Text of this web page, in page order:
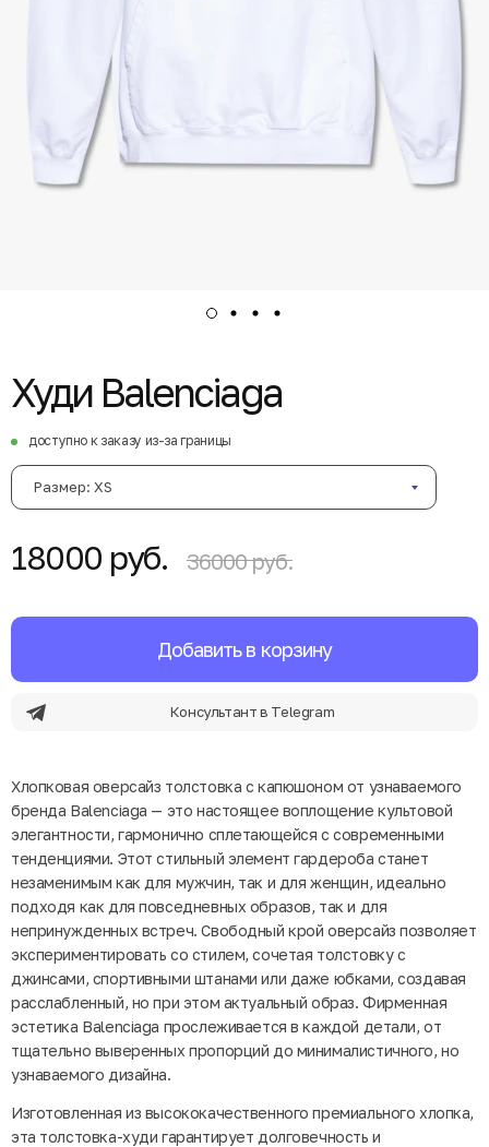
Худи Balenciaga
доступно к заказу из-за границы
Размер: XS
18000 руб. 36000 руб.
Добавить в корзину
Консультант в Telegram
Хлопковая оверсайз толстовка с капюшоном от узнаваемого
бренда Balenciaga — это настоящее воплощение культовой
элегантности, гармонично сплетающейся с современными
тенденциями. Этот стильный элемент гардероба станет
незаменимым как для мужчин, так и для женщин, идеально
подходя как для повседневных образов, так и для
непринужденных встреч. Свободный крой оверсайз позволяет
экспериментировать со стилем, сочетая толстовку с
джинсами, спортивными штанами или даже юбками, создавая
расслабленный, но при этом актуальный образ. Фирменная
эстетика Balenciaga прослеживается в каждой детали, от
тщательно выверенных пропорций до минималистичного, но
узнаваемого дизайна.
Изготовленная из высококачественного премиального хлопка,
эта толстовка-худи гарантирует долговечность и